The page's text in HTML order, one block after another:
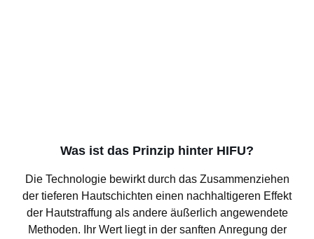
Was ist das Prinzip hinter HIFU?
Die Technologie bewirkt durch das Zusammenziehen
der tieferen Hautschichten einen nachhaltigeren Effekt
der Hautstraffung als andere äußerlich angewendete
Methoden. Ihr Wert liegt in der sanften Anregung der